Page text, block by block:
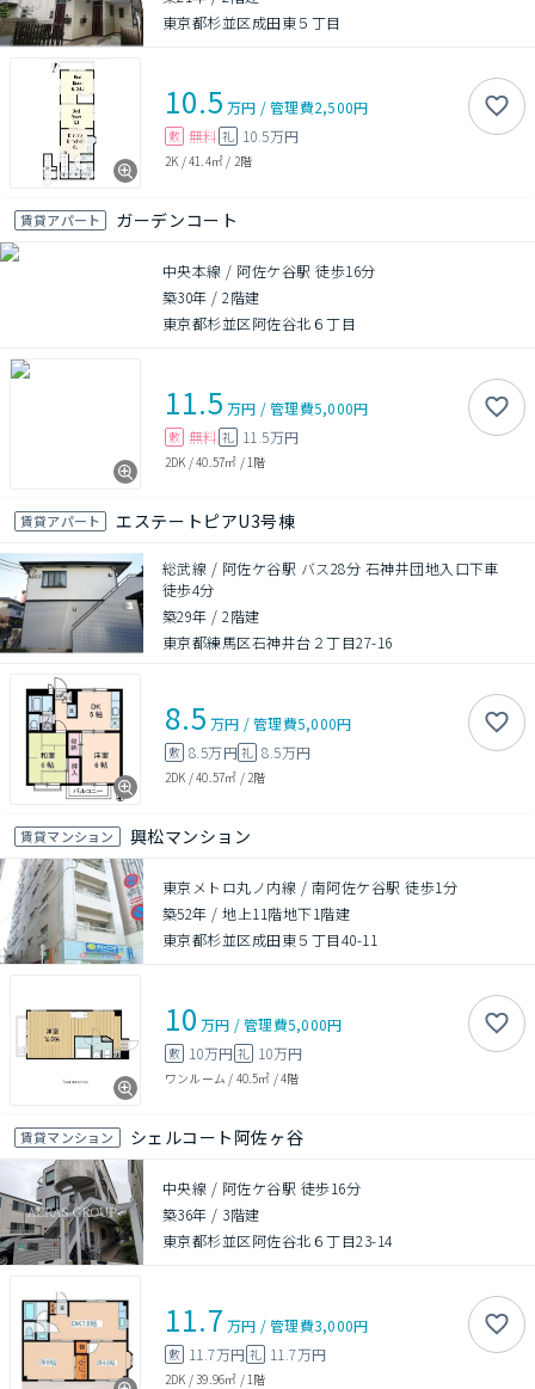
東京都杉並区成田東５丁目
10.5 万円 /管理費2,500円
敷 無料 礼 10.5万円
2K /41.4㎡ / 2階
賃貸アパート ガーデンコート
中央本線 / 阿佐ケ谷駅 徒歩16分
築30年 /2階建
東京都杉並区阿佐谷北６丁目
11.5 万円 /管理費5,000円
敷 無料 礼 11.5万円
2DK /40.57㎡ / 1階
賃貸アパート エステートピアU3号棟
総武線 / 阿佐ケ谷駅 バス28分 石神井団地入口下車
徒歩4分
築29年 /2階建
東京都練馬区石神井台２丁目27-16
8.5 万円 /管理費5,000円
敷 8.5万円礼 8.5万円
2DK /40.57㎡ / 2階
賃貸マンション 興松マンション
東京メトロ丸ノ内線 / 南阿佐ケ谷駅 徒歩1分
築52年 /地上11階地下1階建
東京都杉並区成田東５丁目40-11
10 万円 /管理費5,000円
敷 10万円 礼 10万円
ワンルーム / 40.5㎡ /4階
賃貸マンション シェルコート阿佐ヶ谷
中央線 / 阿佐ケ谷駅 徒歩16分
築36年 / 3階建
東京都杉並区阿佐谷北６丁目23-14
11.7 万円 /管理費3,000円
敷 11.7万円 礼 11.7万円
2DK /39.96㎡ / 1階